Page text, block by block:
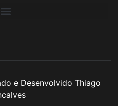
e Desenvolvido Thiago